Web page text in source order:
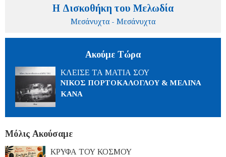
Η Δισκοθήκη του Μελωδία
Μεσάνυχτα - Μεσάνυχτα
Ακούμε Τώρα
ΚΛΕΙΣΕ ΤΑ ΜΑΤΙΑ ΣΟΥ
ΝΙΚΟΣ ΠΟΡΤΟΚΑΛΟΓΛΟΥ & ΜΕΛΙΝΑ
ΚΑΝΑ
Μόλις Ακούσαμε
ΚΡΥΦΑ ΤΟΥ ΚΟΣΜΟΥ